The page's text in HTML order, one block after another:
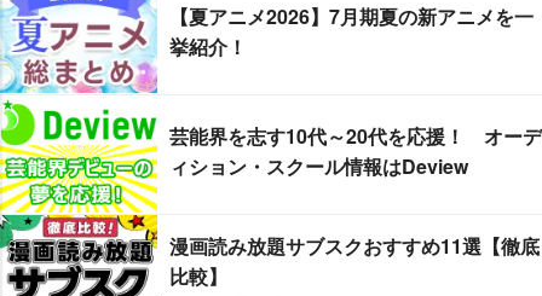
【夏アニメ2026】7月期夏の新アニメを一
挙紹介！
芸能界を志す10代～20代を応援！ オーデ
ィション・スクール情報はDeview
漫画読み放題サブスクおすすめ11選【徹底
比較】